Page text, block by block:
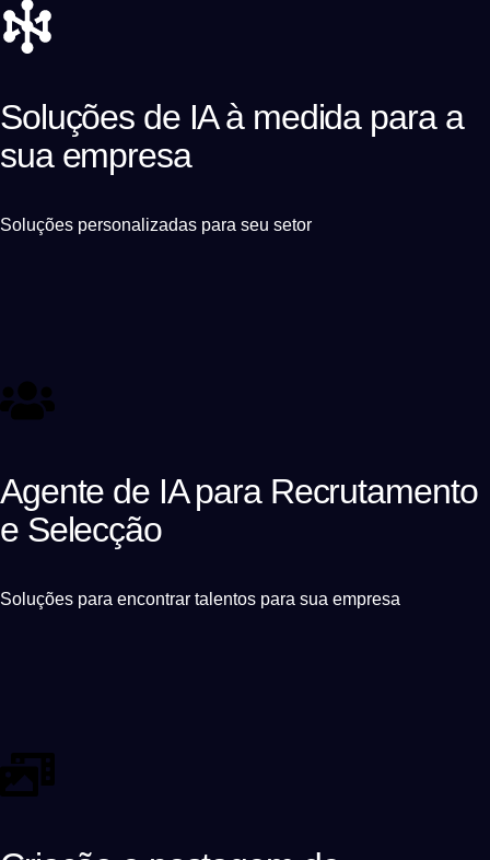
Soluções de IA à medida para a
sua empresa
Soluções personalizadas para seu setor
Agente de IA para Recrutamento
e Selecção
Soluções para encontrar talentos para sua empresa